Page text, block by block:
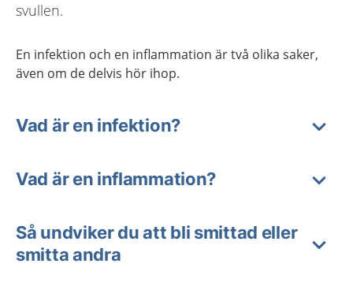
svullen.
En infektion och en inflammation är två olika saker,
även om de delvis hör ihop.
Vad är en infektion?
Vad är en inflammation?
Så undviker du att bli smittad eller
smitta andra